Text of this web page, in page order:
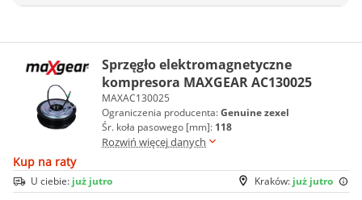
Sprzęgło elektromagnetyczne
kompresora MAXGEAR AC130025
MAXAC130025
Ograniczenia producenta:Genuine zexel
Śr. koła pasowego [mm]: 118
Rozwiń więcej danych
Kup na raty
Kraków: już jutro
U ciebie: już jutro